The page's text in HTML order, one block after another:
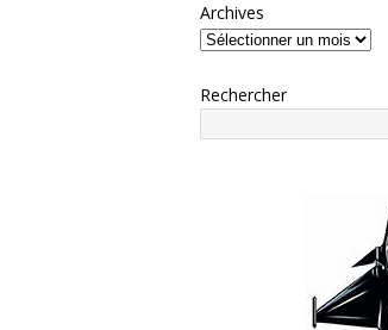
Archives
Rechercher